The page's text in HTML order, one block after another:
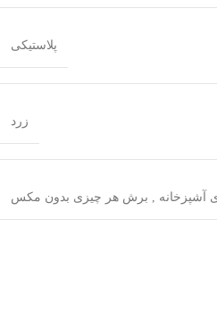
پلاستیکی
زرد
آشپزخانه , برش هر چیزی بدون مکس